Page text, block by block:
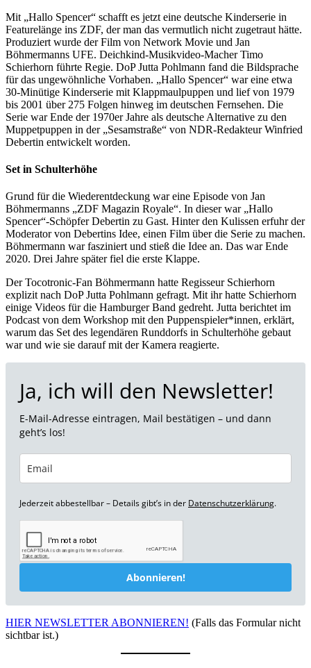
Mit „Hallo Spencer“ schafft es jetzt eine deutsche Kinderserie in
Featurelänge ins ZDF, der man das vermutlich nicht zugetraut hätte.
Produziert wurde der Film von Network Movie und Jan
Böhmermanns UFE. Deichkind-Musikvideo-Macher Timo
Schierhorn führte Regie. DoP Jutta Pohlmann fand die Bildsprache
für das ungewöhnliche Vorhaben. „Hallo Spencer“ war eine etwa
30-Minütige Kinderserie mit Klappmaulpuppen und lief von 1979
bis 2001 über 275 Folgen hinweg im deutschen Fernsehen. Die
Serie war Ende der 1970er Jahre als deutsche Alternative zu den
Muppetpuppen in der „Sesamstraße“ von NDR-Redakteur Winfried
Debertin entwickelt worden.
Set in Schulterhöhe
Grund für die Wiederentdeckung war eine Episode von Jan
Böhmermanns „ZDF Magazin Royale“. In dieser war „Hallo
Spencer“-Schöpfer Debertin zu Gast. Hinter den Kulissen erfuhr der
Moderator von Debertins Idee, einen Film über die Serie zu machen.
Böhmermann war fasziniert und stieß die Idee an. Das war Ende
2020. Drei Jahre später fiel die erste Klappe.
Der Tocotronic-Fan Böhmermann hatte Regisseur Schierhorn
explizit nach DoP Jutta Pohlmann gefragt. Mit ihr hatte Schierhorn
einige Videos für die Hamburger Band gedreht. Jutta berichtet im
Podcast von dem Workshop mit den Puppenspieler*innen, erklärt,
warum das Set des legendären Runddorfs in Schulterhöhe gebaut
war und wie sie darauf mit der Kamera reagierte.
Ja, ich will den Newsletter!
E-Mail-Adresse eintragen, Mail bestätigen – und dann
geht’s los!
Jederzeit abbestellbar – Details gibt’s in der Datenschutzerklärung.
Abonnieren!
HIER NEWSLETTER ABONNIEREN! (Falls das Formular nicht
sichtbar ist.)